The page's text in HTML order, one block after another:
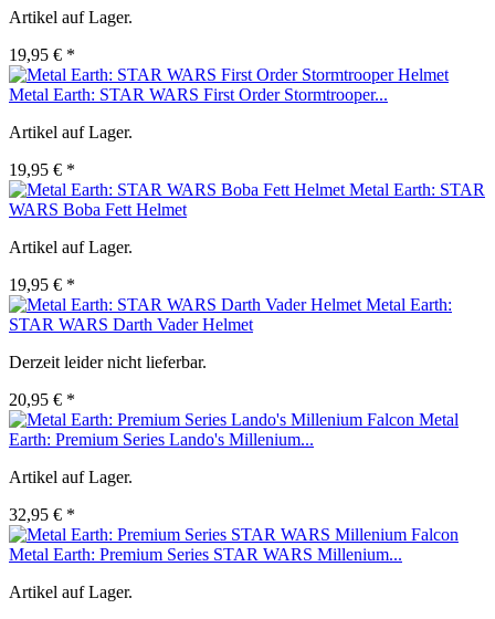
Artikel auf Lager.
19,95 € *
Metal Earth: STAR WARS First Order Stormtrooper...
Artikel auf Lager.
19,95 € *
Metal Earth: STAR
WARS Boba Fett Helmet
Artikel auf Lager.
19,95 € *
Metal Earth:
STAR WARS Darth Vader Helmet
Derzeit leider nicht lieferbar.
20,95 € *
Metal
Earth: Premium Series Lando's Millenium...
Artikel auf Lager.
32,95 € *
Metal Earth: Premium Series STAR WARS Millenium...
Artikel auf Lager.